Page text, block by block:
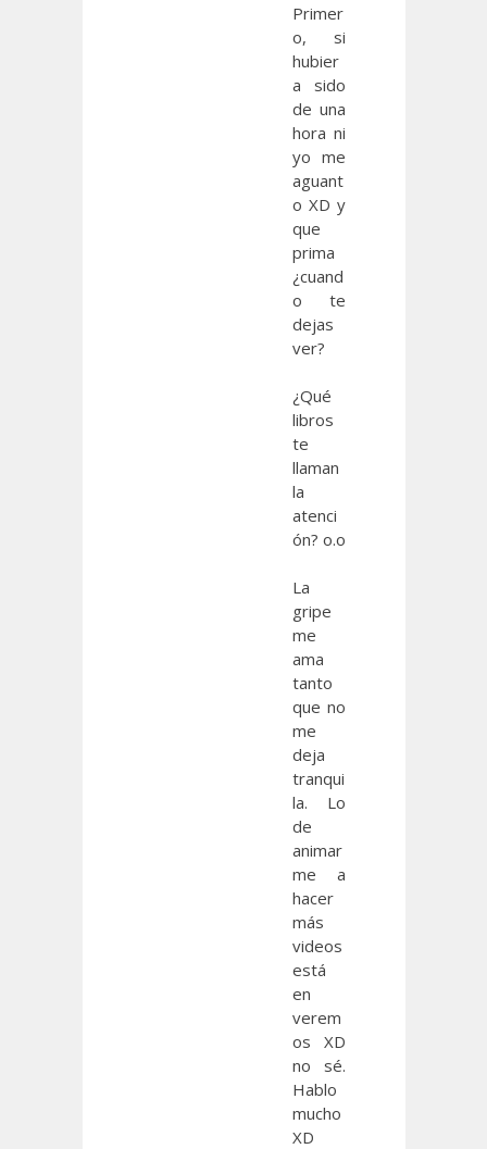
Primer
o, si
hubier
a sido
de una
hora ni
yo me
aguant
o XD y
que
prima
¿cuand
o te
dejas
ver?
¿Qué
libros
te
llaman
la
atenci
ón? o.o
La
gripe
me
ama
tanto
que no
me
deja
tranqui
la. Lo
de
animar
me a
hacer
más
videos
está
en
verem
os XD
no sé.
Hablo
mucho
XD